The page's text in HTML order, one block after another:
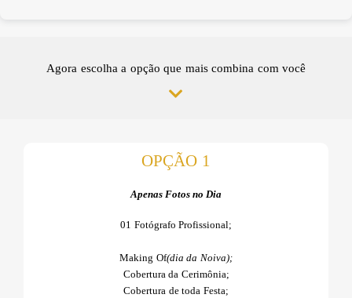
Agora escolha a opção que mais combina com você
OPÇÃO 1
Apenas Fotos no Dia
01 Fotógrafo Profissional;
Making Of(dia da Noiva);
Cobertura da Cerimônia;
Cobertura de toda Festa;